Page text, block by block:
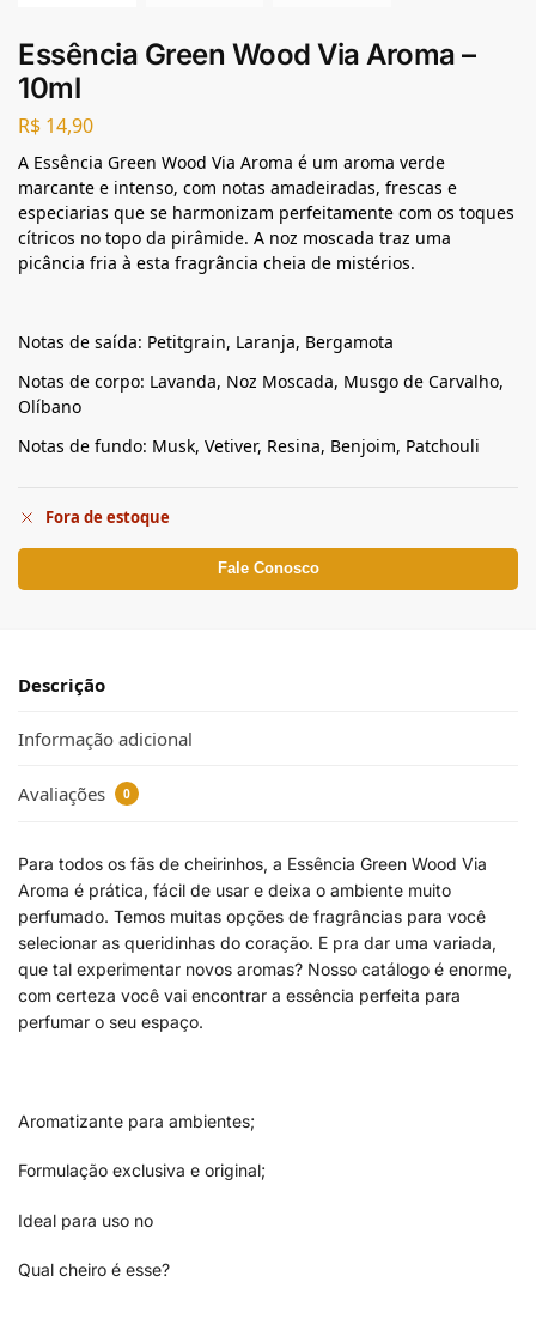
Essência Green Wood Via Aroma –
10ml
R$ 14,90
A Essência Green Wood Via Aroma é um aroma verde
marcante e intenso, com notas amadeiradas, frescas e
especiarias que se harmonizam perfeitamente com os toques
cítricos no topo da pirâmide. A noz moscada traz uma
picância fria à esta fragrância cheia de mistérios.
Notas de saída: Petitgrain, Laranja, Bergamota
Notas de corpo: Lavanda, Noz Moscada, Musgo de Carvalho,
Olíbano
Notas de fundo: Musk, Vetiver, Resina, Benjoim, Patchouli
Fora de estoque
Fale Conosco
Descrição
Informação adicional
Avaliações 0
Para todos os fãs de cheirinhos, a Essência Green Wood Via
Aroma é prática, fácil de usar e deixa o ambiente muito
perfumado. Temos muitas opções de fragrâncias para você
selecionar as queridinhas do coração. E pra dar uma variada,
que tal experimentar novos aromas? Nosso catálogo é enorme,
com certeza você vai encontrar a essência perfeita para
perfumar o seu espaço.
Aromatizante para ambientes;
Formulação exclusiva e original;
Ideal para uso no
Qual cheiro é esse?